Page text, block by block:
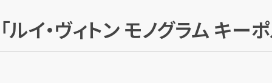
「ルイ・ヴィトン モノグラム キ